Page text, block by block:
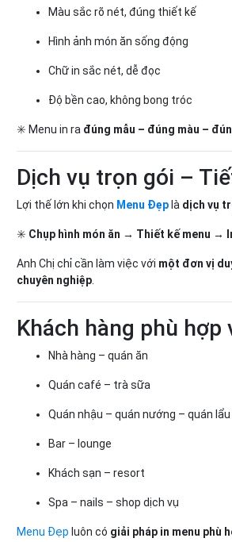
Màu sắc rõ nét, đúng thiết kế
Hình ảnh món ăn sống động
Chữ in sắc nét, dễ đọc
Độ bền cao, không bong tróc
✳️ Menu in ra đúng mẫu – đúng màu –
Dịch vụ trọn gói –
Lợi thế lớn khi chọn Menu Đẹp là dịch vụ
✳️ Chụp hình món ăn → Thiết kế menu →
Anh Chị chỉ cần làm việc với một đơn vị
chuyên nghiệp
Khách hàng phù
Nhà hàng – quán ăn
Quán café – trà sữa
Quán nhậu – quán nướng – quán lẩu
Bar – lounge
Khách sạn – resort
Spa – nails – shop dịch vụ
Menu Đẹp luôn có giải pháp in menu phù